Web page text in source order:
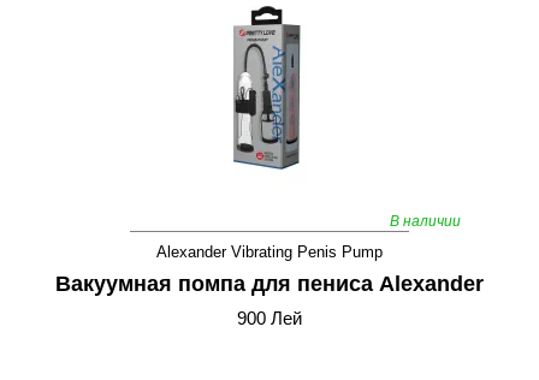
В наличии
Alexander Vibrating Penis Pump
Вакуумная помпа для пениса Alexander
900 Лей